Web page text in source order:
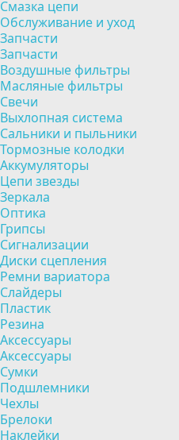
Смазка цепи
Обслуживание и уход
Запчасти
Запчасти
Воздушные фильтры
Масляные фильтры
Свечи
Выхлопная система
Сальники и пыльники
Тормозные колодки
Аккумуляторы
Цепи звезды
Зеркала
Оптика
Грипсы
Сигнализации
Диски сцепления
Ремни вариатора
Слайдеры
Пластик
Резина
Аксессуары
Аксессуары
Сумки
Подшлемники
Чехлы
Брелоки
Наклейки